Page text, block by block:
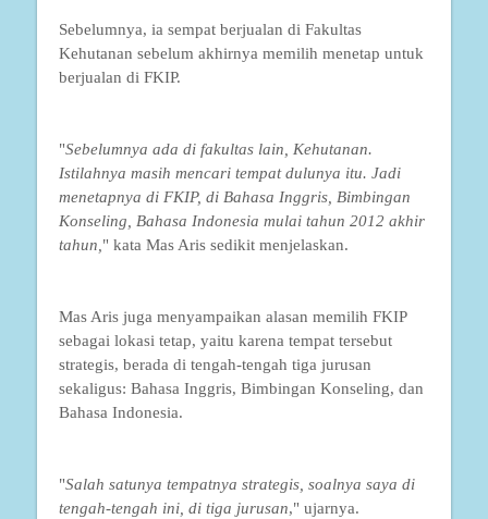
Sebelumnya, ia sempat berjualan di Fakultas
Kehutanan sebelum akhirnya memilih menetap untuk
berjualan di FKIP.
"Sebelumnya ada di fakultas lain, Kehutanan.
Istilahnya masih mencari tempat dulunya itu. Jadi
menetapnya di FKIP, di Bahasa Inggris, Bimbingan
Konseling, Bahasa Indonesia mulai tahun 2012 akhir
tahun, " kata Mas Aris sedikit menjelaskan.
Mas Aris juga menyampaikan alasan memilih FKIP
sebagai lokasi tetap, yaitu karena tempat tersebut
strategis, berada di tengah-tengah tiga jurusan
sekaligus: Bahasa Inggris, Bimbingan Konseling, dan
Bahasa Indonesia.
"Salah satunya tempatnya strategis, soalnya saya di
tengah-tengah ini, di tiga jurusan," ujarnya.